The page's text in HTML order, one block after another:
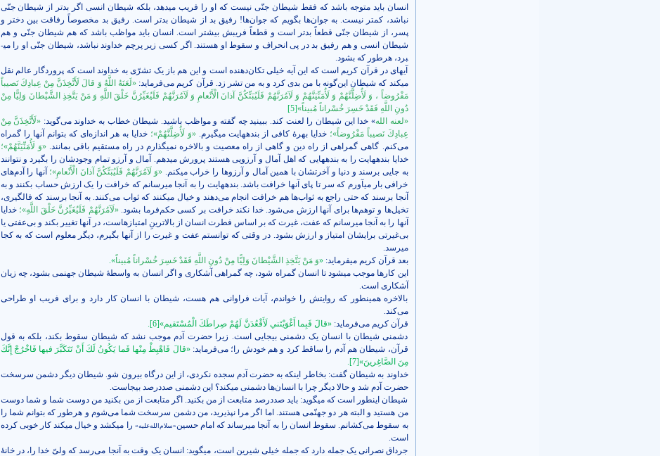
انسان‌ باید متوجه باشد که فقط شیطان جنّی نیست که او را فریب می­دهد، بلکه شیطان انسی اگر بدتر از شیطان جنّی
نباشد، کمتر نیست. به جوان‌ها بگویم که جوان‌ها! رفیق بد از شیطان بدتر است. رفیق بد مخصوصاً رفاقت بین دختر و
پسر، از شیطان جنّی قطعاً بدتر است و قطعاً فریبش بیشتر است. انسان باید مواظب باشد که هم شیطان جنّی و هم
شیطان انسی و هم رفیق بد در پی انحراف و سقوط او هستند. اگر کسی زیر پرچم خداوند نباشد، شیطان جنّی او را می­
برد، هرطور که بشود.
آیه­ای در قرآن کریم است که این آیه خیلی تکان‌دهنده است و این هم باز یک تشرّی به خداوند است که پروردگار عالم نقل
می­کند که شیطان این‌گونه با من بدی کرد و به من تشر زد. قرآن کریم می‌فرماید: «لَعَنَهُ اللَّهُ وَ قالَ لَأَتَّخِذَنَّ مِنْ عِبادِكَ نَصيباً
مَفْرُوضاً ، وَ لَأُضِلَّنَّهُمْ وَ لَأُمَنِّيَنَّهُمْ وَ لَآمُرَنَّهُمْ فَلَيُبَتِّكُنَّ آذانَ الْأَنْعامِ وَ لَآمُرَنَّهُمْ فَلَيُغَيِّرُنَّ خَلْقَ اللَّهِ وَ مَنْ يَتَّخِذِ الشَّيْطانَ وَلِيًّا مِنْ
دُونِ اللَّهِ فَقَدْ خَسِرَ خُسْراناً مُبيناً»[5]
«لعنه الله» خدا این شیطان را لعنت کند. ببینید چه گفته و مواظب باشید. شیطان خطاب به خداوند می‌گوید: «لَأَتَّخِذَنَّ مِنْ
عِبادِكَ نَصيباً مَفْرُوضاً»؛خدایا بهرۀ کافی از بنده­هایت می­گیرم.«وَ لَأُضِلَّنَّهُمْ»؛خدایا به هر اندازه‌ای که بتوانم آنها را گمراه
می‌کنم. گاهی گمراهی از راه دین و گاهی از راه معصیت و بالاخره نمی­گذارم در راه مستقیم باقی بمانند.«وَ لَأُمَنِّيَنَّهُمْ»؛
خدایا بنده­هایت را به بنده­هایی که اهل آمال و آرزویی هستند پرورش می­دهم. آمال و آرزو تمام وجودشان را بگیرد و نتوانند
به جایی برسند و دنیا و آخرتشان با همین آمال و آرزوها را خراب می­کنم. «وَ لَآمُرَنَّهُمْ فَلَيُبَتِّكُنَّ آذانَ الْأَنْعامِ»؛ آنها را آدم‌های
خرافی بار می­آورم که سر تا پای آنها خرافت باشد. بنده­هایت را به آنجا می­رسانم که خرافت را یک ارزش حساب بکنند و به
آنجا برسند که حتی راجع به ثواب‌ها هم خرافت انجام می‌دهند و خیال می­کنند که ثواب می‌کنند. به آنجا برسند که فالگیری،
تخیل‌ها و توهم‌ها برای آنها ارزش می‌شود. خدا نکند خرافت بر کسی حکم‌فرما بشود.«لَآمُرَنَّهُمْ فَلَيُغَيِّرُنَّ خَلْقَ اللَّهِ»؛خدایا
آنها را به آنجا می­رسانم که عفت، غیرت که بر اساس فطرت انسان از بالاترینِ امتیازهاست، در آنها تغییر بکند و بی‌عفتی یا
بی‌غیرتی برایشان امتیاز و ارزش بشود. در وقتی که توانستم عفت و غیرت را از آنها بگیرم، دیگر معلوم است که به کجا
می­رسد.
بعد قرآن کریم می­فرماید:«وَ مَنْ يَتَّخِذِ الشَّيْطانَ وَلِيًّا مِنْ دُونِ اللَّهِ فَقَدْ خَسِرَ خُسْراناً مُبيناً».
این کارها موجب می­شود تا انسان گمراه شود، چه گمراهی آشکاری و اگر انسان به واسطۀ شیطان جهنمی بشود، چه زیان
آشکاری است.
بالاخره همینطور که روایتش را خواندم، آیات فراوانی هم هست، شیطان با انسان کار دارد و برای فریب او طراحی
می‌کند.
قرآن کریم می‌فرماید:«قالَ فَبِما أَغْوَيْتَني‏ لَأَقْعُدَنَّ لَهُمْ صِراطَكَ الْمُسْتَقيم‏»[6]
.
دشمنی شیطان با انسان یک دشمنی بیجایی است. زیرا حضرت آدم موجب نشد که شیطان سقوط بکند، بلکه به قول
قرآن، شیطان هم آدم را ساقط کرد و هم خودش را؛ می‌فرماید:«قالَ فَاهْبِطْ مِنْها فَما يَكُونُ لَكَ أَنْ تَتَكَبَّرَ فيها فَاخْرُجْ إِنَّكَ
مِنَ الصَّاغِرينَ»[7]
.
خداوند به شیطان گفت: بخاطر اینکه به حضرت آدم سجده نکردی، از این درگاه بیرون شو. شیطان دیگر دشمن سرسخت
حضرت آدم شد و حالا دیگر چرا با انسان‌ها دشمنی می­کند؟ این دشمنی صددرصد بیجاست.
شیطان اینطور است که می­گوید: باید صددرصد متابعت از من بکنید. اگر متابعت از من بکنید من دوست شما و شما دوست
من هستید و البته هر دو جهنّمی هستند. اما اگر مرا نپذیرید، من دشمن سرسخت شما می‌شوم و هرطور که بتوانم شما را
به سقوط می‌کشانم. سقوط انسان را به آنجا می­رساند که امام حسین«سلام‌الله‌علیه» را می­کشد و خیال می­کند کار خوبی کرده
است.
جرداق نصرانی یک جمله دارد که جمله خیلی شیرین است، می­گوید: انسان یک وقت به آنجا می‌رسد که ولیّ خدا را، در خانۀ